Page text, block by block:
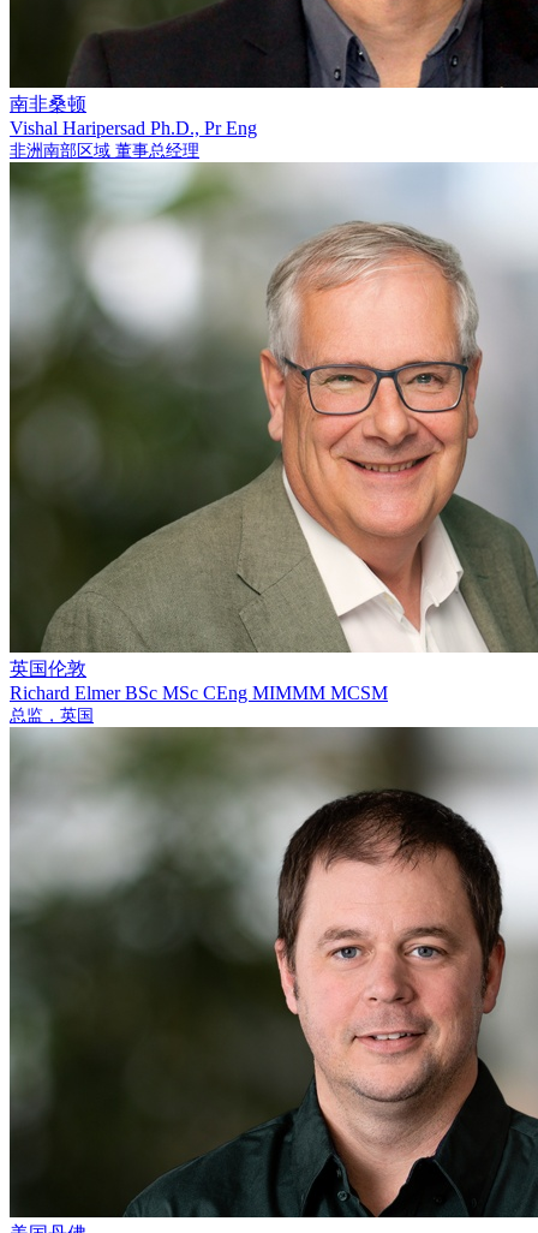
南非桑顿
Vishal Haripersad Ph.D., Pr Eng
非洲南部区域 董事总经理
英国伦敦
Richard ElmerBSc MSc CEng MIMMM MCSM
总监，英国